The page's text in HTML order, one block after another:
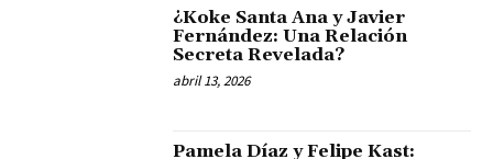
¿Koke Santa Ana y Javier
Fernández: Una Relación
Secreta Revelada?
abril 13, 2026
Pamela Díaz y Felipe Kast: